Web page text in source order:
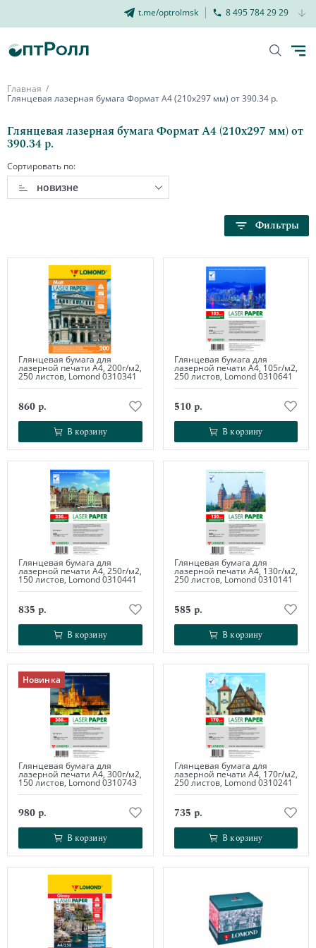
t.me/optrolmsk 8 495 784 29 29
Главная
Глянцевая лазерная бумага Формат А4 (210х297 мм) от 390.34 р.
Глянцевая лазерная бумага Формат А4 (210х297 мм) от
390.34 р.
Сортировать по:
новизне
Фильтры
Глянцевая бумага для
лазерной печати А4, 200г/м2,
250 листов, Lomond 0310341
860 р.
В корзину
В корзину
Глянцевая бумага для
лазерной печати А4, 105г/м2,
250 листов, Lomond 0310641
510 р.
В корзину
В корзину
Глянцевая бумага для
лазерной печати А4, 250г/м2,
150 листов, Lomond 0310441
835 р.
В корзину
В корзину
Глянцевая бумага для
лазерной печати А4, 130г/м2,
250 листов, Lomond 0310141
585 р.
В корзину
В корзину
Новинка
Глянцевая бумага для
лазерной печати А4, 300г/м2,
150 листов, Lomond 0310743
980 р.
В корзину
В корзину
Глянцевая бумага для
лазерной печати А4, 170г/м2,
250 листов, Lomond 0310241
735 р.
В корзину
В корзину